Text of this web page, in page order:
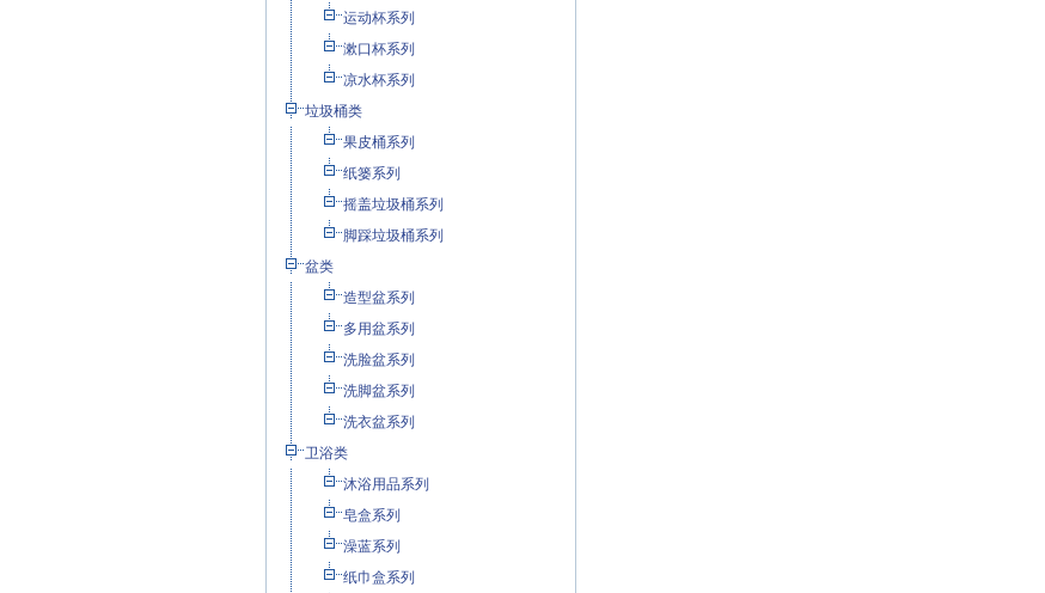
运动杯系列
漱口杯系列
凉水杯系列
垃圾桶类
果皮桶系列
纸篓系列
摇盖垃圾桶系列
脚踩垃圾桶系列
盆类
造型盆系列
多用盆系列
洗脸盆系列
洗脚盆系列
洗衣盆系列
卫浴类
沐浴用品系列
皂盒系列
澡蓝系列
纸巾盒系列